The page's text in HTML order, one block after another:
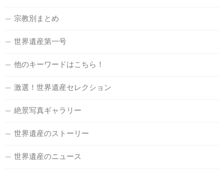
宗教別まとめ
世界遺産第一号
他のキーワードはこちら！
激選！世界遺産セレクション
絶景写真ギャラリー
世界遺産のストーリー
世界遺産のニュース